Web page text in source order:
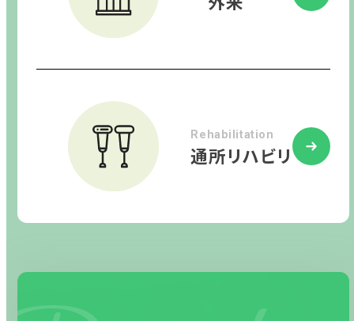
Rehabilitation
通所リハビリ